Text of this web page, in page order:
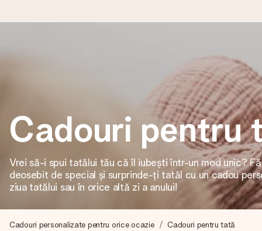
Comandă azi, expediem în 1 zi lucrătoare
Îți alcătuim cadoul cu grijă și îl trimitem îndată spre tine -
4,8 (bazat pe +15.000 de recenzii)
Cadourile noastre inspiră. Clienții ne oferă nota 4,8 pe
Creează ceva unic în doar câțiva pași - cu numele ei,
Cadouri pentru
Vrei să-i spui tatălui tău că îl iubești într-un mod unic?
deosebit de special și surprinde-ți tatăl cu un cadou
ziua tatălui sau în orice altă zi a anului!
Cadouri personalizate pentru orice ocazie Cadouri pentru tată